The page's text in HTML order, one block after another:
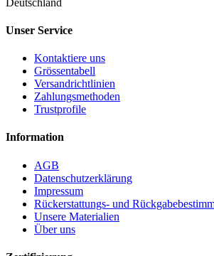
Unser Service
Kontaktiere uns
Grössentabell
Versandrichtlinien
Zahlungsmethoden
Trustprofile
Information
AGB
Datenschutzerklärung
Impressum
Rückerstattungs- und
Unsere Materialien
Über uns